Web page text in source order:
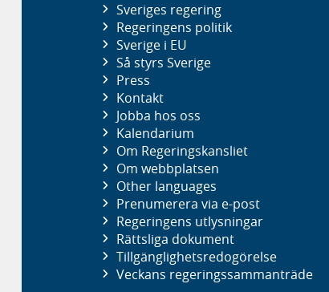
Sveriges regering
Regeringens politik
Sverige i EU
Så styrs Sverige
Press
Kontakt
Jobba hos oss
Kalendarium
Om Regeringskansliet
Om webbplatsen
Other languages
Prenumerera via e-post
Regeringens utlysningar
Rättsliga dokument
Tillgänglighetsredogörelse
Veckans regeringssammanträde